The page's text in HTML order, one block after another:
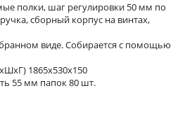
полки, шаг регулировки 50 мм по
сборный корпус на винтах,
виде. Собирается с помощью
1865х530х150
55 мм папок 80 шт.